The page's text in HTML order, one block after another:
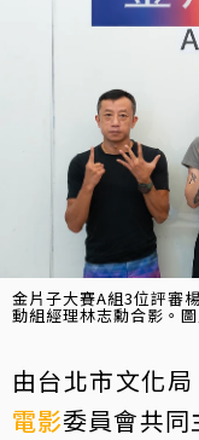
金片子大賽A組3位評審
動組經理林志勳合影。
由台北市文化
電影委員會共